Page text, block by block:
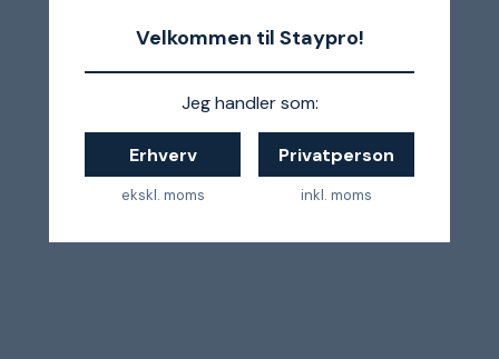
Velkommen til Staypro!
Jeg handler som:
Erhverv
ekskl. moms
Privatperson
inkl. moms